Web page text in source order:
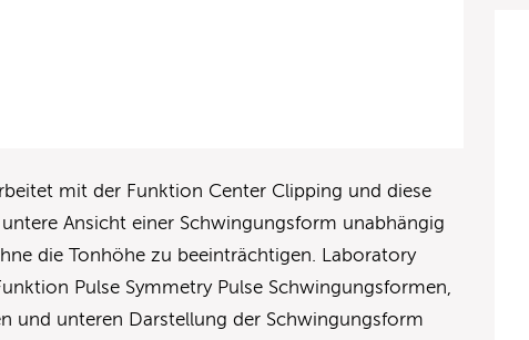
mit der Funktion Center Clipping und diese
Ansicht einer Schwingungsform unabhängig
die Tonhöhe zu beeinträchtigen. Laboratory
Pulse Symmetry Pulse Schwingungsformen,
und unteren Darstellung der Schwingungsform